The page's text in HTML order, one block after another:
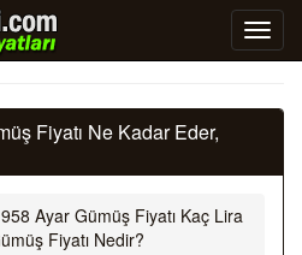
Fiyatı Ne Kadar Eder,
958 Ayar Gümüş Fiyatı Kaç Lira
Fiyatı Nedir?